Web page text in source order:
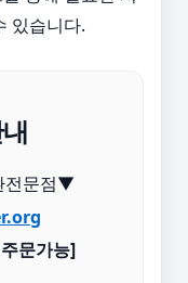
있습니다.
전문점▼
문가능]